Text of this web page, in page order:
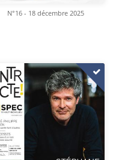
N°16 - 18 décembre 2025